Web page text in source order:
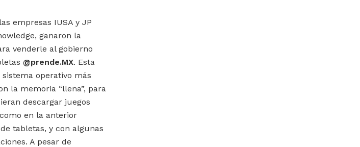
empresas IUSA y JP
ganaron la
venderle al gobierno
@prende.MX. Esta
operativo más
la memoria “llena”, para
descargar juegos
en la anterior
tabletas, y con algunas
A pesar de